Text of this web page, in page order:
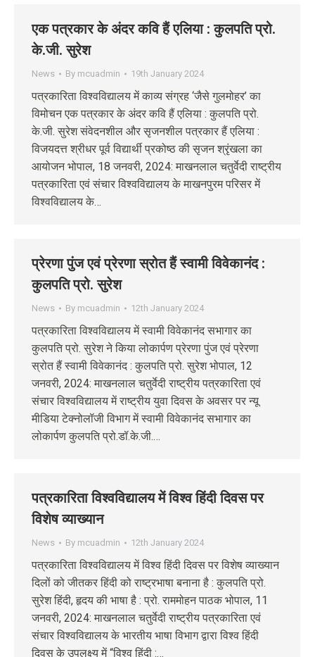
एक पत्रकार के अंदर कवि हैं एलिया : कुलपति प्रो.
के.जी. सुरेश
News By mcuadmin 19th January 2024
पत्रकारिता विश्वविद्यालय में काव्य संग्रह ‘जैसे गुलमोहर’ का
विमोचन एक पत्रकार के अंदर कवि हैं एलिया : कुलपति प्रो.
के.जी. सुरेश संवेदनशील और सृजनशील पत्रकार हैं एलिया :
विजयदत्त श्रीधर पूर्व विद्यार्थी प्रकोष्ठ की सृजन श्रृंखला का
आयोजन भोपाल, 18 जनवरी, 2024: माखनलाल चतुर्वेदी राष्ट्रीय
पत्रकारिता एवं संचार विश्वविद्यालय के माखनपुरम परिसर में
विश्वविद्यालय के…
प्रेरणा पुंज एवं प्रेरणा स्रोत हैं स्वामी विवेकानंद :
कुलपति प्रो. सुरेश
News By mcuadmin 12th January 2024
पत्रकारिता विश्वविद्यालय में स्वामी विवेकानंद सभागार का
कुलपति प्रो. सुरेश ने किया लोकार्पण प्रेरणा पुंज एवं प्रेरणा
स्रोत हैं स्वामी विवेकानंद : कुलपति प्रो. सुरेश भोपाल, 12
जनवरी, 2024: माखनलाल चतुर्वेदी राष्ट्रीय पत्रकारिता एवं
संचार विश्वविद्यालय में राष्ट्रीय युवा दिवस के अवसर पर न्यू
मीडिया टेक्नोलॉजी विभाग में स्वामी विवेकानंद सभागार का
लोकार्पण कुलपति प्रो.डॉ.के.जी.…
पत्रकारिता विश्वविद्यालय में विश्व हिंदी दिवस पर
विशेष व्याख्यान
News By mcuadmin 12th January 2024
पत्रकारिता विश्वविद्यालय में विश्व हिंदी दिवस पर विशेष व्याख्यान
दिलों को जीतकर हिंदी को राष्ट्रभाषा बनाना है : कुलपति प्रो.
सुरेश हिंदी, हृदय की भाषा है : प्रो. राममोहन पाठक भोपाल, 11
जनवरी, 2024: माखनलाल चतुर्वेदी राष्ट्रीय पत्रकारिता एवं
संचार विश्वविद्यालय के भारतीय भाषा विभाग द्वारा विश्व हिंदी
दिवस के उपलक्ष्य में “विश्व हिंदी :…